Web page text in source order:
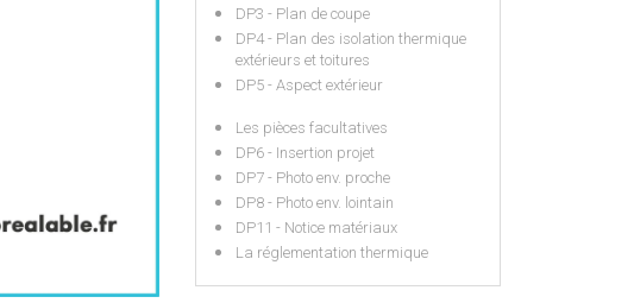
DP3 - Plan de coupe
DP4 - Plan des isolation thermique
extérieurs et toitures
DP5 - Aspect extérieur
Les pièces facultatives
DP6 - Insertion projet
DP7 - Photo env. proche
DP8 - Photo env. lointain
DP11 - Notice matériaux
La réglementation thermique